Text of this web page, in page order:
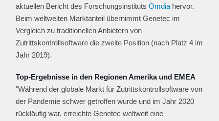
aktuellen Bericht des Forschungsinstituts Omdia hervor.
Beim weltweiten Marktanteil übernimmt Genetec im
Vergleich zu traditionellen Anbietern von
Zutrittskontrollsoftware die zweite Position (nach Platz 4 im
Jahr 2019).
Top-Ergebnisse in den Regionen Amerika und EMEA
"Während der globale Markt für Zutrittskontrollsoftware von
der Pandemie schwer getroffen wurde und im Jahr 2020
rückläufig war, erreichte Genetec weltweit eine